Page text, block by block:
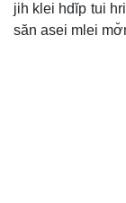
jih klei hdĭp tui
săn asei mlei